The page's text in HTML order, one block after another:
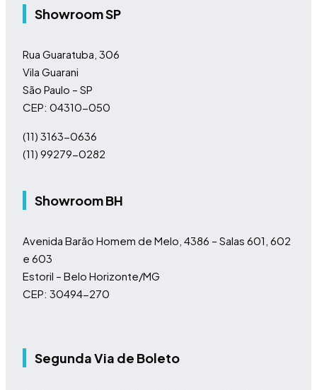
Showroom SP
Rua Guaratuba, 306
Vila Guarani
São Paulo – SP
CEP: 04310-050
(11) 3163-0636
(11) 99279-0282
Showroom BH
Avenida Barão Homem de Melo, 4386 – Salas 601, 602
e 603
Estoril – Belo Horizonte/MG
CEP: 30494-270
Segunda Via de Boleto